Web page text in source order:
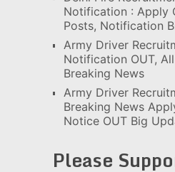
Notification : Apply
Posts, Notification
Army Driver
Notification OUT,
Breaking News
Army Driver
Breaking News
Notice OUT Big
Please